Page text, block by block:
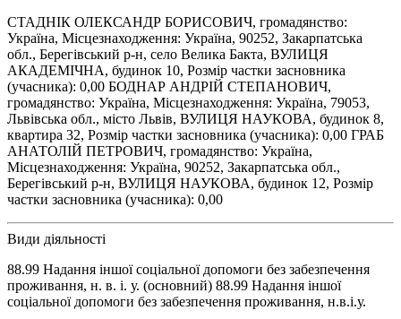
СТАДНІК ОЛЕКСАНДР БОРИСОВИЧ, громадянство:
Україна, Місцезнаходження: Україна, 90252, Закарпатська
обл., Берегівський р-н, село Велика Бакта, ВУЛИЦЯ
АКАДЕМІЧНА, будинок 10, Розмір частки засновника
(учасника): 0,00 БОДНАР АНДРІЙ СТЕПАНОВИЧ,
громадянство: Україна, Місцезнаходження: Україна, 79053,
Львівська обл., місто Львів, ВУЛИЦЯ НАУКОВА, будинок 8,
квартира 32, Розмір частки засновника (учасника): 0,00 ГРАБ
АНАТОЛІЙ ПЕТРОВИЧ, громадянство: Україна,
Місцезнаходження: Україна, 90252, Закарпатська обл.,
Берегівський р-н, ВУЛИЦЯ НАУКОВА, будинок 12, Розмір
частки засновника (учасника): 0,00
Види діяльності
88.99 Надання іншої соціальної допомоги без забезпечення
проживання, н. в. і. у. (основний) 88.99 Надання іншої
соціальної допомоги без забезпечення проживання, н.в.і.у.